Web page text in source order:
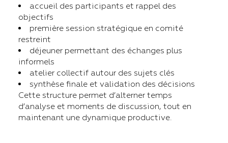
accueil des participants et rappel des
objectifs
première session stratégique en comité
restreint
déjeuner permettant des échanges plus
informels
atelier collectif autour des sujets clés
synthèse finale et validation des décisions
Cette structure permet d’alterner temps
d’analyse et moments de discussion, tout en
maintenant une dynamique productive.